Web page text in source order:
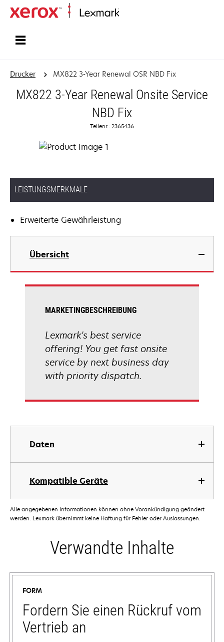
Drucker MX822 3-Year Renewal OSR NBD Fix
MX822 3-Year Renewal Onsite Service
NBD Fix
Teilenr.: 2365436
LEISTUNGSMERKMALE
Erweiterte Gewährleistung
Übersicht
Daten
Kompatible Geräte
MARKETINGBESCHREIBUNG
Lexmark's best service
offering! You get fast onsite
service by next business day
with priority dispatch.
Alle angegebenen Informationen können ohne Vorankündigung geändert
werden. Lexmark übernimmt keine Haftung für Fehler oder Auslassungen.
Verwandte Inhalte
FORM
Fordern Sie einen Rückruf vom
Vertrieb an